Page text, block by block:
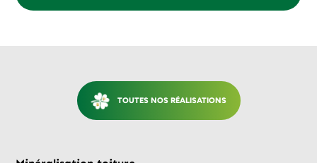
TOUTES NOS RÉALISATIONS